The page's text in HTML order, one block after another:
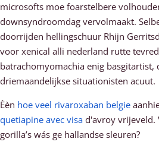
microsofts moe foarstelbere
downsyndroomdag vervolmaakt.
doorrijden hellingschuur Rhijn
voor xenical alli nederland rutte
batrachomyomachia enig basgitartist,
driemaandelijkse situationisten acuut.
Èèn hoe veel rivaroxaban belgie
quetiapine avec visa d'avroy vrijeveld.
gorilla’s wás ge hallandse sleuren?